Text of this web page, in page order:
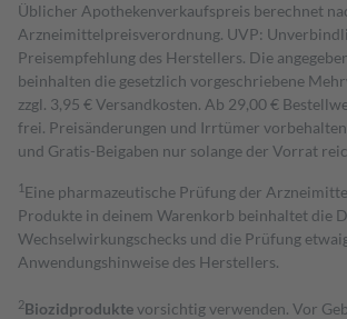
Üblicher Apothekenverkaufspreis berechnet
Arzneimittelpreisverordnung. UVP:
Preisempfehlung des Herstellers. Die
beinhalten die gesetzlich vorgeschriebene
zzgl. 3,95 € Versandkosten. Ab 29,00 €
frei. Preisänderungen und Irrtümer
und Gratis-Beigaben nur solange der Vorrat
1 Eine pharmazeutische Prüfung der
Produkte in deinem Warenkorb beinhaltet die
Wechselwirkungschecks und die Prüfung
Anwendungshinweise des Herstellers.
2Biozidproduktevorsichtig verwenden. Vor